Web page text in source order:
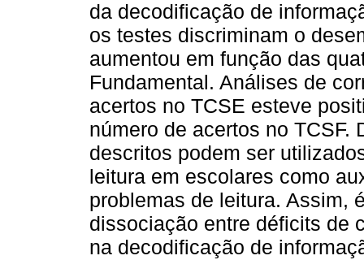
da decodificação de
os testes discriminam o
aumentou em função das
Fundamental. Análises de
acertos no TCSE esteve
número de acertos no TCSF.
descritos podem ser
leitura em escolares como
problemas de leitura. Assim,
dissociação entre déficits de
na decodificação de